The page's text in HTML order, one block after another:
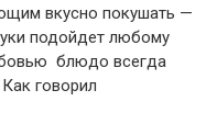
вкусно покушать —
подойдет любому
блюдо всегда
говорил